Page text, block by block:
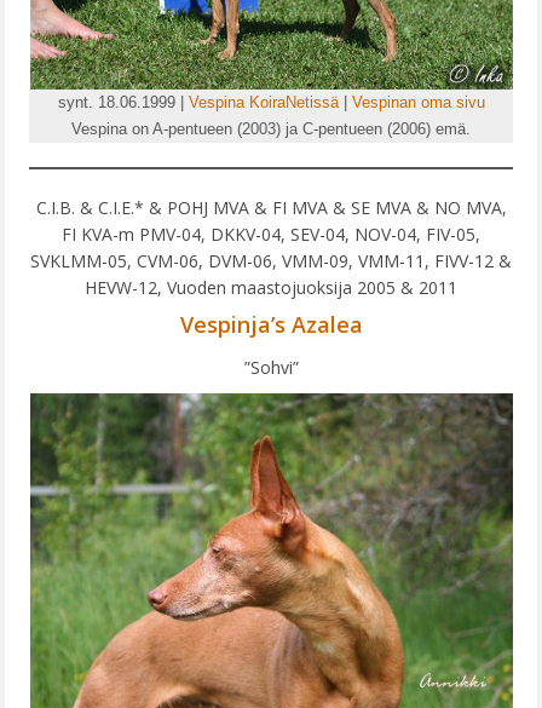
C-PENTUE
D-PENTUE
E-PENTUE
F-PENTUE
H-PENTUE
K-PENTUE
L-PENTUE
M-PENTUE
N-PENTUE
O-PENTUE
P-PENTUE
ROTUESITTELY
synt. 18.06.1999 | Vespina KoiraNetissä
Vespinan oma sivu
Vespina on A-pentueen (2003) ja C-pentueen (2006) emä.
C.I.B. & C.I.E.* & POHJ MVA & FI MVA & SE MVA & NO MVA,
FI KVA-m PMV-04, DKKV-04, SEV-04, NOV-04, FIV-05,
SVKLMM-05, CVM-06, DVM-06, VMM-09, VMM-11, FIVV-12 &
HEVW-12, Vuoden maastojuoksija 2005 & 2011
Vespinja’s Azalea
”Sohvi”